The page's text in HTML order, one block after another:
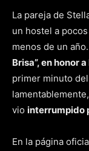
La pareja de
un hostel a
menos de un año.
Brisa”, en honor
primer minuto
vio interrumpido
En la página